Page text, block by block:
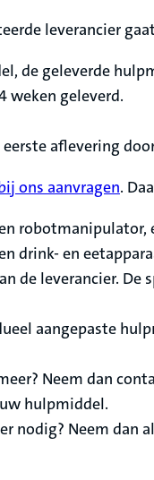
leverancier
de geleverde
weken geleverd.
aflevering
ons aanvragen.
drink- en
de leverancier.
aangepaste
Neem dan
hulpmiddel.
nodig? Neem dan